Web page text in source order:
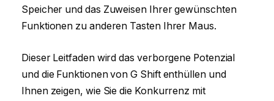
Speicher und das Zuweisen Ihrer gewünschten
Funktionen zu anderen Tasten Ihrer Maus.
Dieser Leitfaden wird das verborgene Potenzial
und die Funktionen von G Shift enthüllen und
Ihnen zeigen, wie Sie die Konkurrenz mit